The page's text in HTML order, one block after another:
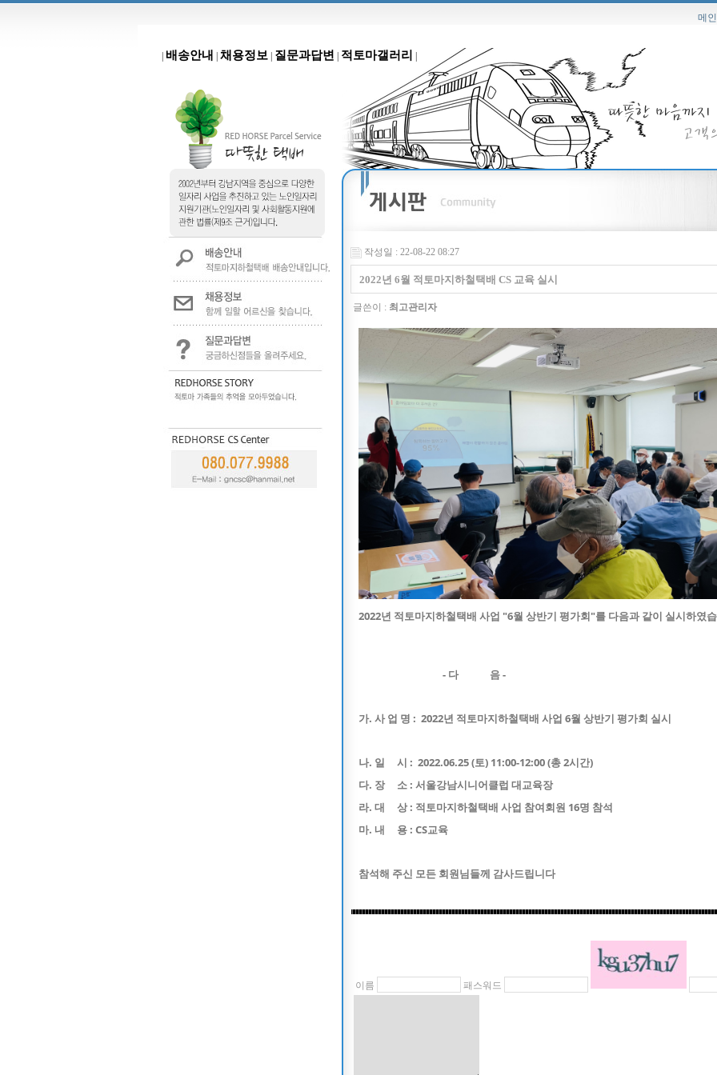
메
배송안내 채용정보 질문과답변 적토마갤러리
작성일 : 22-08-22 08:27
2022년 6월 적토마지하철택배 CS 교육 실시
글쓴이 : 최고관리자
2022년 적토마지하철택배 사업 "6월 상반기 평가회"를 다음과 같이 실시하였
- 다 음 -
가. 사 업 명 : 2022년 적토마지하철택배 사업 6월 상반기 평가회 실시
나. 일 시 : 2022.06.25 (토) 11:00-12:00 (총 2시간)
다. 장 소 : 서울강남시니어클럽 대교육장
라. 대 상 : 적토마지하철택배 사업 참여회원 16명 참석
마. 내 용 : CS교육
참석해 주신 모든 회원님들께 감사드립니다
이름 패스워드